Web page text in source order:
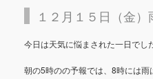
１２月１５日（金
今日は天気に悩まされた一日でした
朝の5時のの予報では、8時には雨